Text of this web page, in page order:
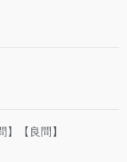
】【良問】